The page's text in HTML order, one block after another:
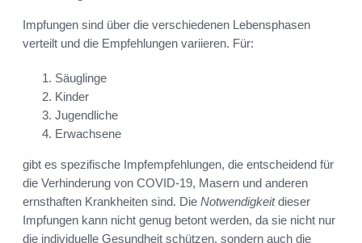
Impfungen sind über die verschiedenen Lebensphasen
verteilt und die Empfehlungen variieren. Für:
Säuglinge
Kinder
Jugendliche
Erwachsene
gibt es spezifische Impfempfehlungen, die entscheidend für
die Verhinderung von COVID-19, Masern und anderen
ernsthaften Krankheiten sind. Die Notwendigkeitdieser
Impfungen kann nicht genug betont werden, da sie nicht nur
die individuelle Gesundheit schützen, sondern auch die